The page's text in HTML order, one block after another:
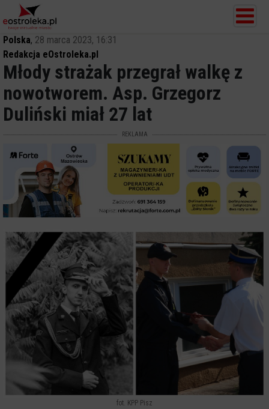
Polska, 28 marca 2023, 16:31
Redakcja eOstroleka.pl
Młody strażak przegrał walkę z
nowotworem. Asp. Grzegorz
Duliński miał 27 lat
REKLAMA
fot. KPP Pisz